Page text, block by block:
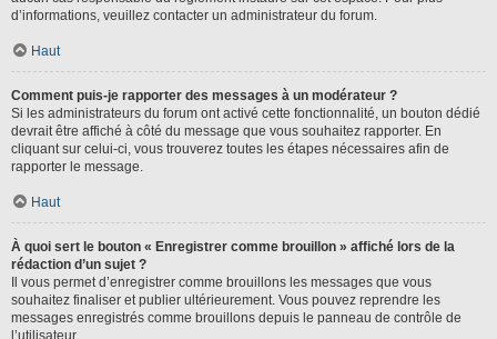
d’informations, veuillez contacter un administrateur du forum.
Haut
Comment puis-je rapporter des messages à un modérateur ?
Si les administrateurs du forum ont activé cette fonctionnalité, un bouton dédié
devrait être affiché à côté du message que vous souhaitez rapporter. En
cliquant sur celui-ci, vous trouverez toutes les étapes nécessaires afin de
rapporter le message.
Haut
À quoi sert le bouton « Enregistrer comme brouillon » affiché lors de la
rédaction d’un sujet ?
Il vous permet d’enregistrer comme brouillons les messages que vous
souhaitez finaliser et publier ultérieurement. Vous pouvez reprendre les
messages enregistrés comme brouillons depuis le panneau de contrôle de
l’utilisateur.